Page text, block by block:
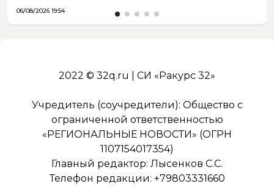
06/08/2026 19:54
2022 © 32q.ru | СИ «Ракурс 32»
Учредитель (соучредители): Общество с
ограниченной ответственностью
«РЕГИОНАЛЬНЫЕ НОВОСТИ» (ОГРН
1107154017354)
Главный редактор: Лысенков С.С.
Телефон редакции: +79803331660